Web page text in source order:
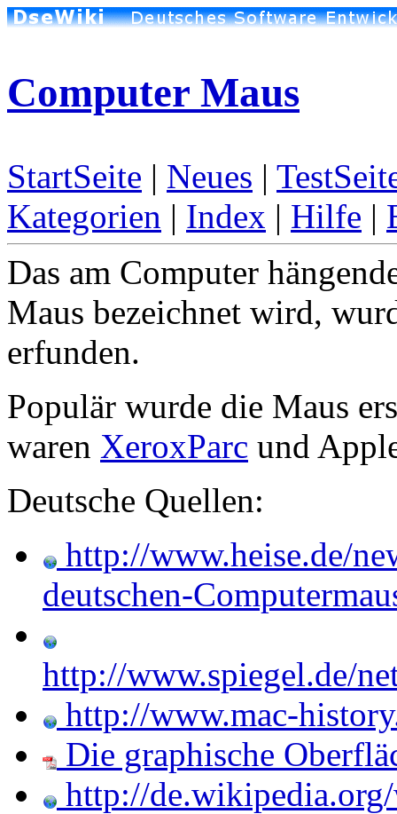
Computer Maus
StartSeite | Neues |
Kategorien | Index | Hilfe |
Das am Computer
Maus bezeichnet wird,
erfunden.
Populär wurde die Maus
waren XeroxParc und
Deutsche Quellen:
http://www.heise.de/
deutschen-
http://www.spiegel.de/
http://www.mac-
Die graphische
http://